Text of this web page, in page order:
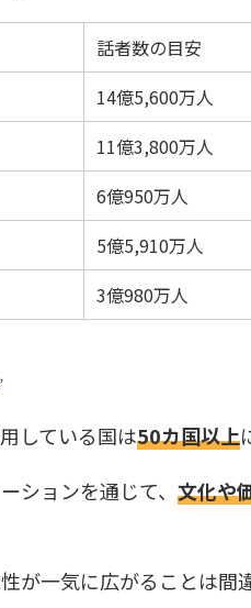
話者数の目安
14億5,600万人
11億3,800万人
6億950万人
5億5,910万人
3億980万人
している国は50カ国以上
ションを通じて、 文化や
が一気に広がることは間